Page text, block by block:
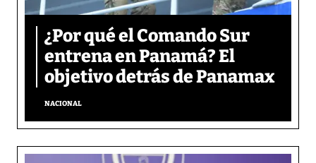
¿Por qué el Comando Sur
entrena en Panamá? El
objetivo detrás de Panamax
NACIONAL